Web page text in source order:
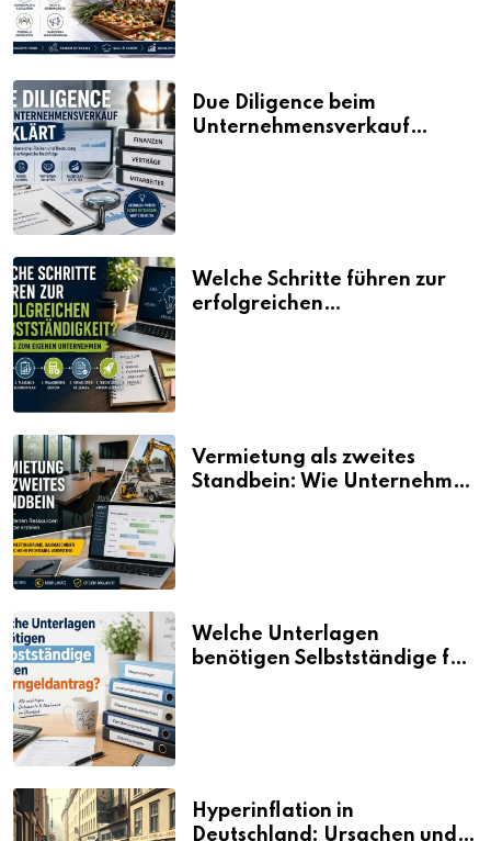
Due Diligence beim
Unternehmensverkauf
Welche Schritte führen zur
erfolgreichen
Vermietung als zweites
Standbein: Wie Unternehmen
Welche Unterlagen
benötigen Selbstständige für
Hyperinflation in
Deutschland: Ursachen und